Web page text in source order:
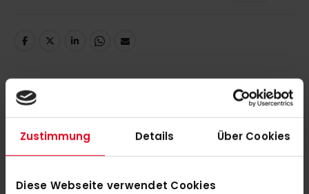
Zustimmung Details Über Cookies
Diese Webseite verwendet Cookies
DETAILS
Hier trifft Teamgeist auf ein leichtes Tragegefühl. Dieses
kurzärmelige adidas Hockeytrikot mit V-Ausschnitt ist für das